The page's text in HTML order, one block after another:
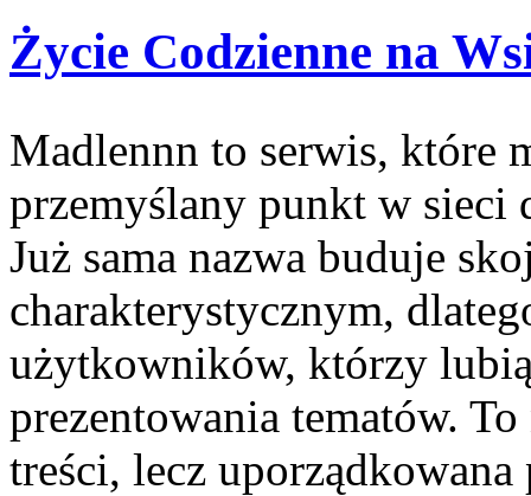
Życie Codzienne na
Madlennn to serwis, które
przemyślany punkt w sieci
Już sama nazwa buduje
charakterystycznym,
użytkowników, którzy
prezentowania tematów.
treści, lecz